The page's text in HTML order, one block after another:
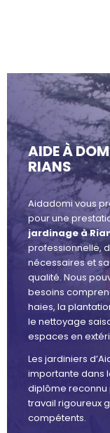
AIDE À
RIANS
Aidadomi vous
pour une
jardinage à
professionnelle,
nécessaires et
qualité. Nous
besoins
haies, la
le nettoyage
espaces en
Les jardiniers
importante dans
diplôme reconnu
travail rigoureux
compétents.